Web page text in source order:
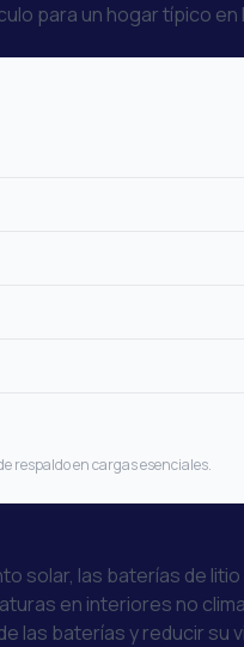
para un hogar típico en
respaldo en cargas esenciales.
solar, las baterías de
en interiores no
las baterías y reducir su